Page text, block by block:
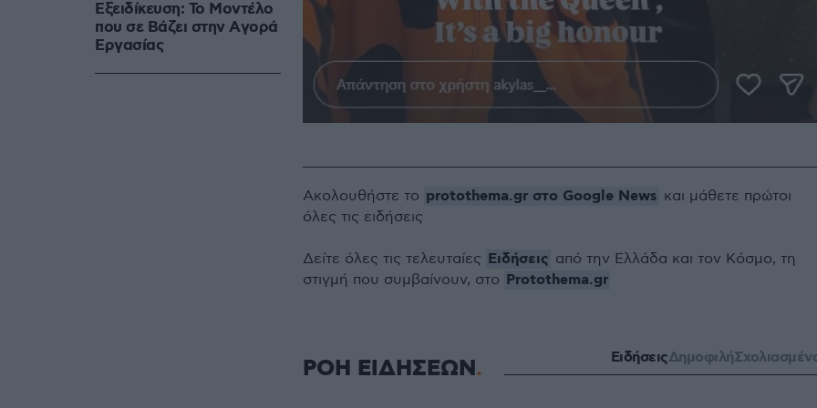
Εξειδίκευση: Το Mοντέλο
που σε Bάζει στην Aγορά
Eργασίας
Ακολουθήστε το protothema.gr στο Google News και μάθετε πρώτοι
όλες τις ειδήσεις
Δείτε όλες τις τελευταίες Ειδήσεις από την Ελλάδα και τον Κόσμο, τη
στιγμή που συμβαίνουν, στο Protothema.gr
ΡΟΗ ΕΙΔΗΣΕΩΝ ΕιδήσειςΔημοφιλή